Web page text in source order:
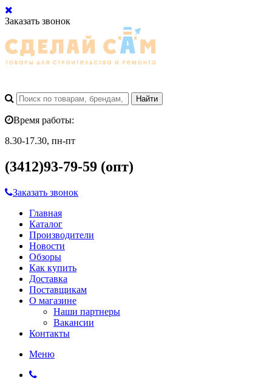
Заказать звонок
Время работы:
8.30-17.30, пн-пт
(3412)93-79-59 (опт)
Заказать звонок
Главная
Каталог
Производители
Новости
Обзоры
Как купить
Доставка
Поставщикам
О магазине
Наши партнеры
Вакансии
Контакты
Меню